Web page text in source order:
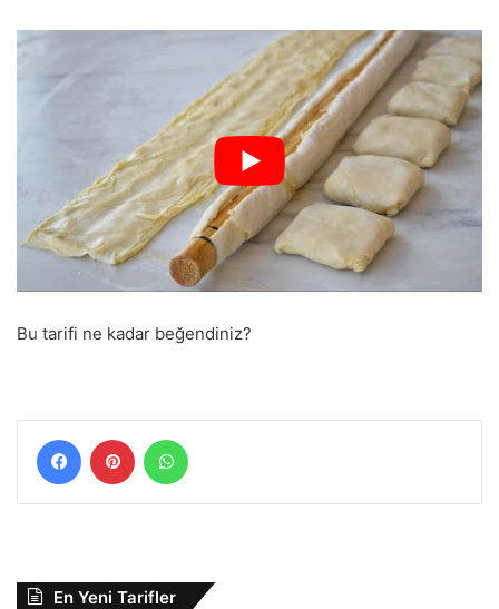
Bu tarifi ne kadar beğendiniz?
FacebookPinterest
En Yeni Tarifler